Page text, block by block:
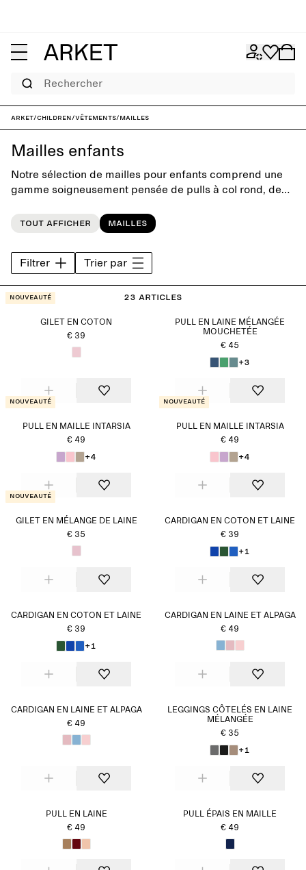
Rechercher
ARKET/Children/Vêtements/Mailles
Mailles enfants
Notre sélection de mailles pour enfants comprend une
gamme soigneusement pensée de pulls à col rond, de
sur une simplicité ludique pour proposer des pièces
chaudes et ultra-douces qui résisteront aux tendances.
Tout afficher Mailles
Filtrer Trier par
23 articles
Nouveauté
GILET EN COTON
€ 39
PULL EN LAINE MÉLANGÉE
MOUCHETÉE
€ 45
+3
Nouveauté
PULL EN MAILLE INTARSIA
€ 49
+4
Nouveauté
PULL EN MAILLE INTARSIA
€ 49
+4
Nouveauté
GILET EN MÉLANGE DE LAINE
€ 35
CARDIGAN EN COTON ET LAINE
€ 39
+1
CARDIGAN EN COTON ET LAINE
€ 39
+1
CARDIGAN EN LAINE ET ALPAGA
€ 49
CARDIGAN EN LAINE ET ALPAGA
€ 49
LEGGINGS CÔTELÉS EN LAINE
MÉLANGÉE
€ 35
+1
PULL EN LAINE
€ 49
PULL ÉPAIS EN MAILLE
€ 49